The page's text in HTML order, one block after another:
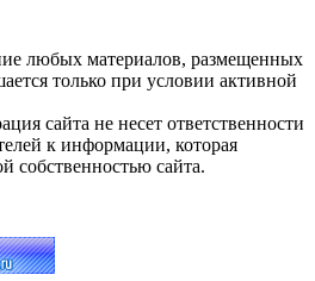
любых материалов, размещенных
только при условии активной
сайта не несет ответственности
к информации, которая
собственностью сайта.